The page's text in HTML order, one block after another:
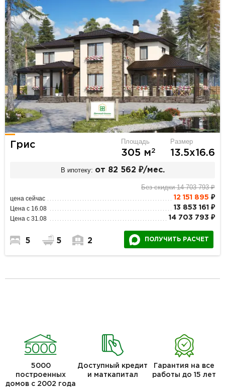
Грис Площадь
305 м2
Размер
13.5х16.6
В ипотеку: от 82 562 ₽/мес.
Без скидки 14 703 793 ₽
цена сейчас 12 151 895 ₽
Цена с 16.08 13 853 161 ₽
Цена с 31.08 14 703 793 ₽
5 5 2 ПОЛУЧИТЬ РАСЧЕТ
5000
построенных
домов с 2002 года
Доступный кредит
и маткапитал
Гарантия на все
работы до 15 лет